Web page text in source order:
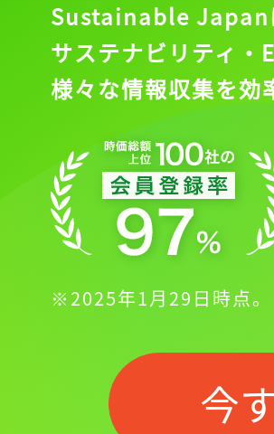
Sustainable Japan
サステナビリティ・
様々な情報収集を効
※2025年1月29日時点。
今